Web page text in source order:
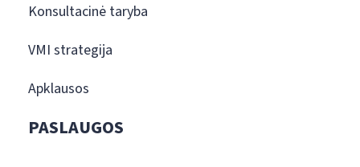
Konsultacinė taryba
VMI strategija
Apklausos
PASLAUGOS